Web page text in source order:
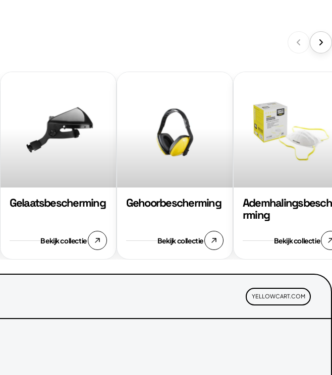
Gelaatsbescherming
Bekijk collectie
Bekijk
Gehoorbescherming
Bekijk collectie
Bekijk
rming
Bekijk collectie
Bekijk
YELLOWCART.COM